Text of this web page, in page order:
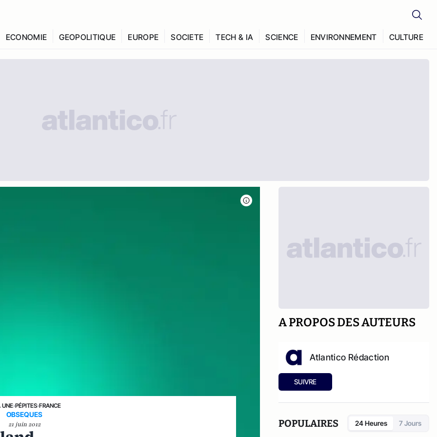
ECONOMIE GEOPOLITIQUE EUROPE SOCIETE TECH & IA SCIENCE ENVIRONNEMENT CULTURE
UNE›PÉPITES›FRANCE
OBSEQUES
21 juin 2012
A PROPOS DES AUTEURS
Atlantico Rédaction
SUIVRE
POPULAIRES 24 Heures 7 Jours